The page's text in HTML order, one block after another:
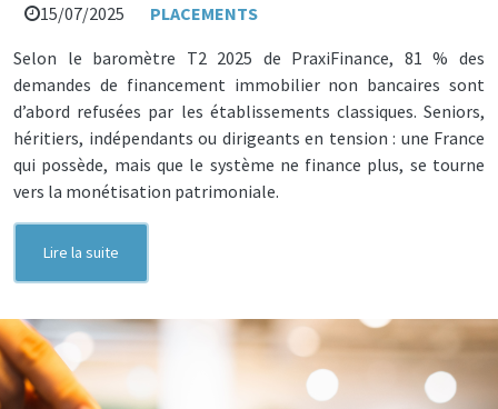
15/07/2025
PLACEMENTS
Selon le baromètre T2 2025 de PraxiFinance, 81 % des
demandes de financement immobilier non bancaires sont
d’abord refusées par les établissements classiques. Seniors,
héritiers, indépendants ou dirigeants en tension : une France
qui possède, mais que le système ne finance plus, se tourne
vers la monétisation patrimoniale.
Lire la suite